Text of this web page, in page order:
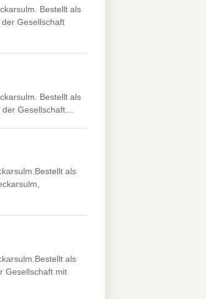
Bestellt als
Gesellschaft
Bestellt als
Gesellschaft…
als
als
Gesellschaft mit